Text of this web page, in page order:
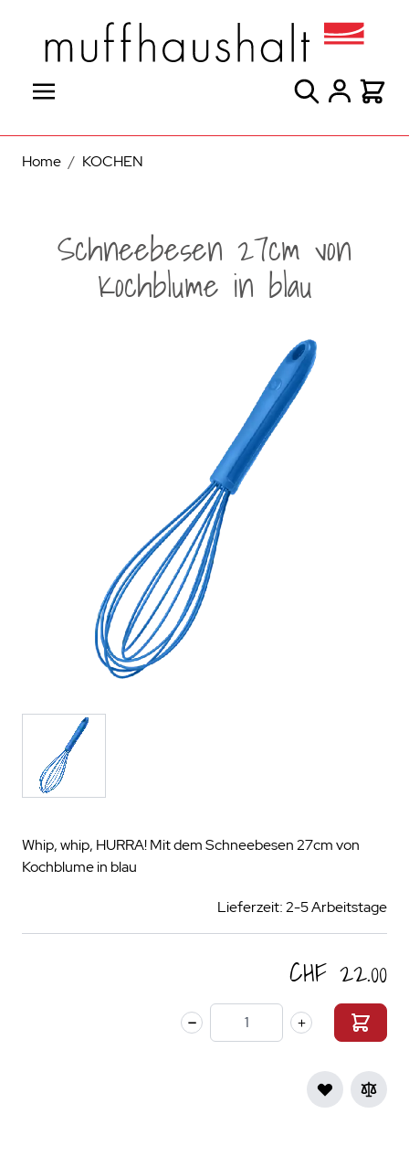
Suche
Home / KOCHEN
Schneebesen 27cm von
Kochblume in blau
Whip, whip, HURRA! Mit dem Schneebesen 27cm von
Kochblume in blau
Lieferzeit: 2-5 Arbeitstage
CHF 22.00
Menge